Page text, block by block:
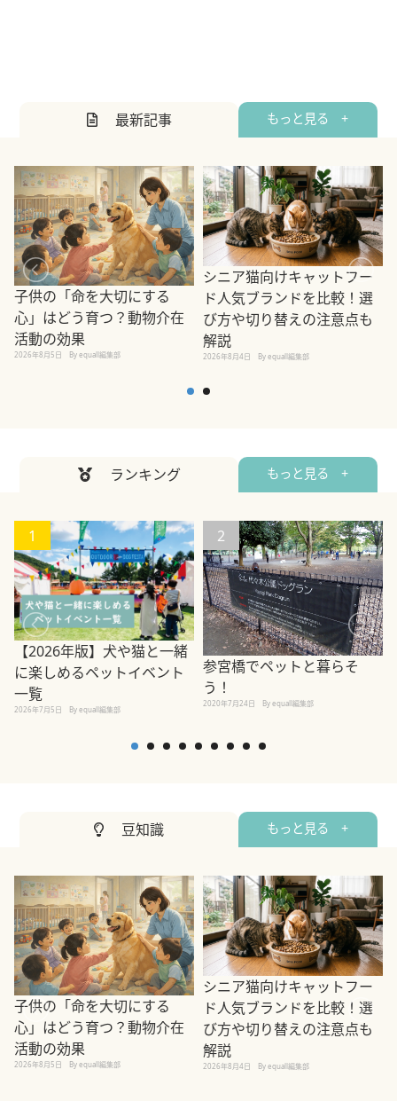
最新記事 もっと見る +
子供の「命を大切にする
心」はどう育つ？動物介在
活動の効果
2026年8月5日 By equall編集部
シニア猫向けキャットフー
ド人気ブランドを比較！選
び方や切り替えの注意点も
解説
2026年8月4日 By equall編集部
ランキング もっと見る +
1
【2026年版】犬や猫と一緒
に楽しめるペットイベント
一覧
2026年7月5日 By equall編集部
2
参宮橋でペットと暮らそ
う！
2020年7月24日 By equall編集部
豆知識 もっと見る +
子供の「命を大切にする
心」はどう育つ？動物介在
活動の効果
2026年8月5日 By equall編集部
シニア猫向けキャットフー
ド人気ブランドを比較！選
び方や切り替えの注意点も
解説
2026年8月4日 By equall編集部